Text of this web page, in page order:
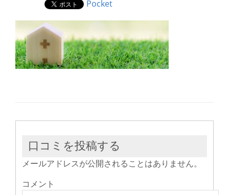
Pocket
口コミを投稿する
メールアドレスが公開されることはありません。
コメント